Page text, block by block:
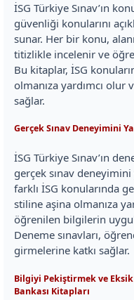
İSG Türkiye Sınav’ın
güvenliği konularını
sunar. Her bir konu,
titizlikle incelenir ve
Bu kitaplar, İSG
olmanıza yardımcı olur
sağlar.
Gerçek Sınav Deneyimini
İSG Türkiye Sınav’ın
gerçek sınav deneyimini
farklı İSG konularında
stiline aşina olmanıza
öğrenilen bilgilerin
Deneme sınavları,
girmelerine katkı sağlar.
Bilgiyi Pekiştirmek ve
Bankası Kitapları